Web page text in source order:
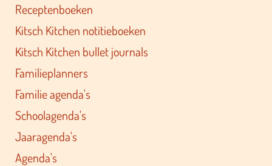
Receptenboeken
Kitsch Kitchen notitieboeken
Kitsch Kitchen bullet journals
Familieplanners
Familie agenda's
Schoolagenda's
Jaaragenda's
Agenda's